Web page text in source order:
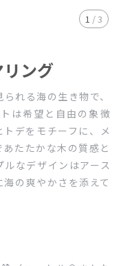
1 /3
ング
れる海の生き物で、
は希望と自由の象徴
デをモチーフに、メ
たたかな木の質感と
なデザインはアース
の爽やかさを添えて